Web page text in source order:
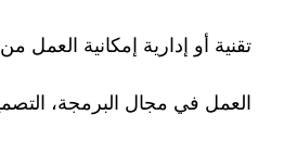
تقنية أو إدارية إمكانية العمل
العمل في مجال البرمجة،